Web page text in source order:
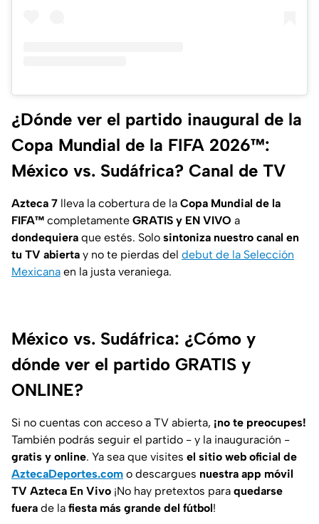
¿Dónde ver el partido inaugural de la
Copa Mundial de la FIFA 2026™:
México vs. Sudáfrica? Canal de TV
Azteca 7 lleva la cobertura de la Copa Mundial de la
FIFA™ completamente GRATIS y EN VIVO a
dondequiera que estés. Solo sintoniza nuestro canal en
tu TV abierta y no te pierdas del debut de la Selección
Mexicana en la justa veraniega.
México vs. Sudáfrica: ¿Cómo y
dónde ver el partido GRATIS y
ONLINE?
Si no cuentas con acceso a TV abierta, ¡no te preocupes!
También podrás seguir el partido - y la inauguración -
gratis y online. Ya sea que visites el sitio web oficial de
AztecaDeportes.com o descargues nuestra app móvil
TV Azteca En Vivo ¡No hay pretextos para quedarse
fuera de la fiesta más grande del fútbol!